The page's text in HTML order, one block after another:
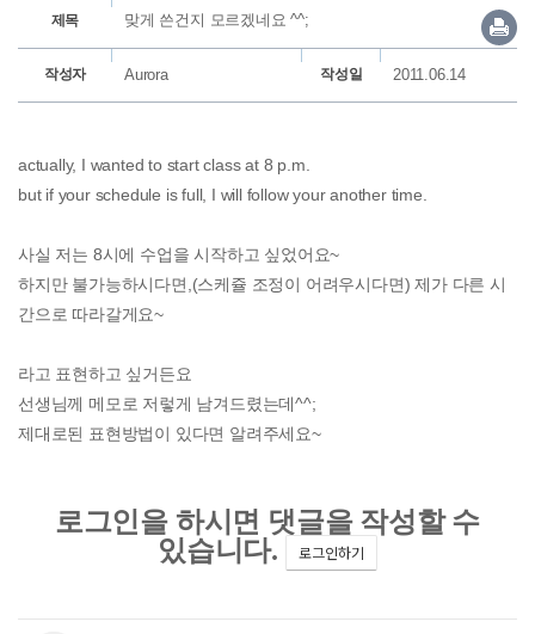
제목 맞게 쓴건지 모르겠네요 ^^;
작성자 Aurora 작성일 2011.06.14
actually, I wanted to start class at 8 p.m.
but if your schedule is full, I will follow your another time.
사실 저는 8시에 수업을 시작하고 싶었어요~
하지만 불가능하시다면,(스케쥴 조정이 어려우시다면) 제가 다른 시
간으로 따라갈게요~
라고 표현하고 싶거든요
선생님께 메모로 저렇게 남겨드렸는데^^;
제대로된 표현방법이 있다면 알려주세요~